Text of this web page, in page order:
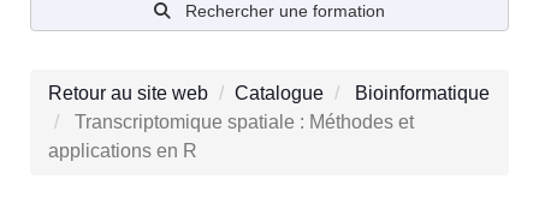
Rechercher une formation
Retour au site web Catalogue
Bioinformatique
Transcriptomique spatiale : Méthodes et
applications en R